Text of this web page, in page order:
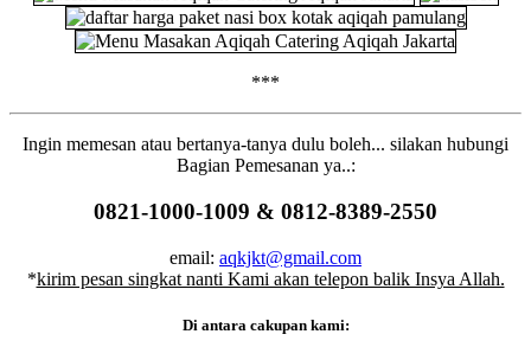
***
Ingin memesan atau bertanya-tanya dulu boleh... silakan hubungi
Bagian Pemesanan ya..:
0821-1000-1009 & 0812-8389-2550
email: aqkjkt@gmail.com
*kirim pesan singkat nanti Kami akan telepon balik Insya Allah.
Di antara cakupan kami: